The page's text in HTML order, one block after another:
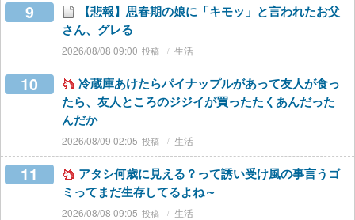
9
【悲報】思春期の娘に「キモッ」と言われたお父
さん、グレる
2026/08/08 09:00 生活
10
冷蔵庫あけたらパイナップルがあって友人が食っ
たら、友人ところのジジイが買ったたくあんだった
んだか
2026/08/09 02:05 生活
11
アタシ何歳に見える？って誘い受け風の事言うゴ
ミってまだ生存してるよね～
2026/08/08 09:05 生活